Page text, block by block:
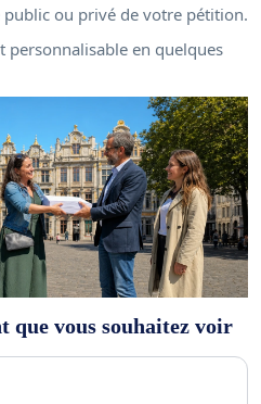
ou privé de votre pétition.
personnalisable en quelques
que vous souhaitez voir